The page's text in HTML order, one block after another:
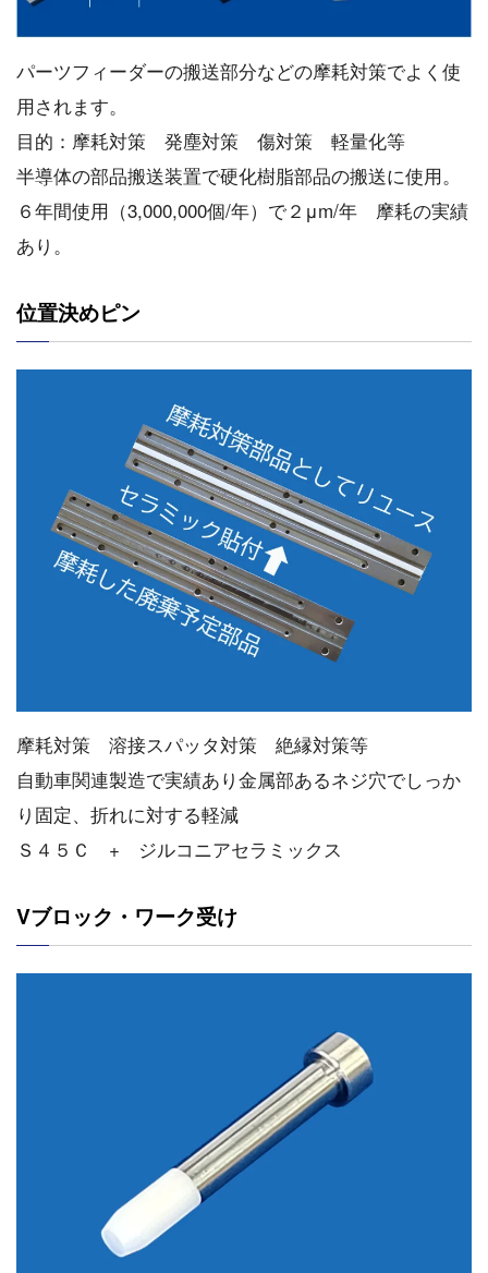
パーツフィーダーの搬送部分などの摩耗対策でよく使
用されます。
目的：摩耗対策 発塵対策 傷対策 軽量化等
半導体の部品搬送装置で硬化樹脂部品の搬送に使用。
６年間使用（3,000,000個/年）で２μm/年 摩耗の実績
あり。
位置決めピン
摩耗対策 溶接スパッタ対策 絶縁対策等
自動車関連製造で実績あり金属部あるネジ穴でしっか
り固定、折れに対する軽減
Ｓ４５Ｃ + ジルコニアセラミックス
Vブロック・ワーク受け